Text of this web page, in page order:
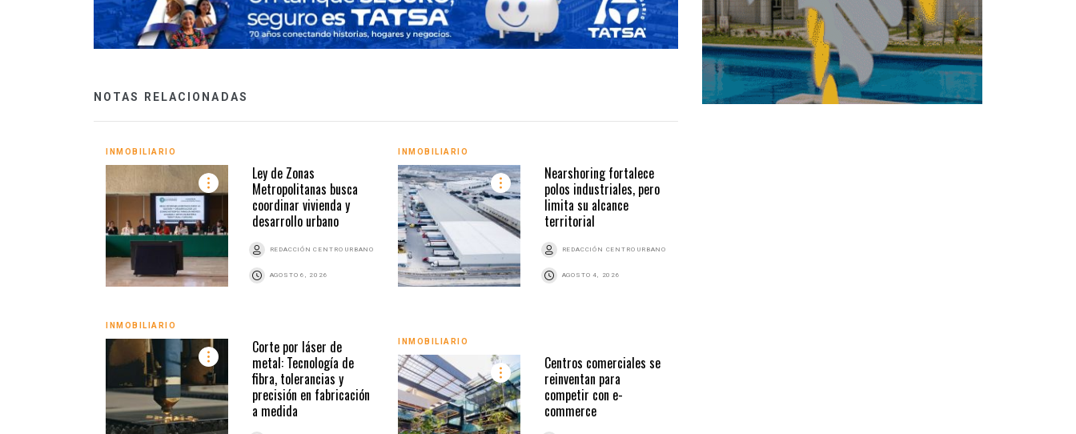
NOTAS RELACIONADAS
INMOBILIARIO
Ley de Zonas
Metropolitanas busca
coordinar vivienda y
desarrollo urbano
REDACCIÓN CENTRO URBANO
AGOSTO 6, 2026
INMOBILIARIO
Nearshoring fortalece
polos industriales, pero
limita su alcance
territorial
REDACCIÓN CENTRO URBANO
AGOSTO 4, 2026
INMOBILIARIO
Corte por láser de
metal: Tecnología de
fibra, tolerancias y
precisión en fabricación
a medida
INMOBILIARIO
Centros comerciales se
reinventan para
competir con e-
commerce